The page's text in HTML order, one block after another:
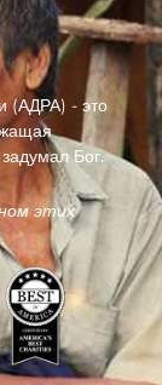
(АДРА) - это
Бог.
этих